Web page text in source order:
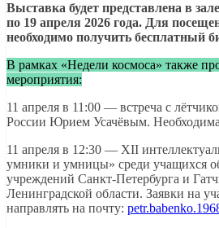
Выставка будет представлена в
по 19 апреля 2026 года. Для
необходимо получить бесплатный
В рамках «Недели космоса» также
мероприятия:
11 апреля в 11:00 — встреча с
России Юрием Усачёвым. Необходима
11 апреля в 12:30 — XII
умники и умницы» среди учащихся
учреждений Санкт-Петербурга и
Ленинградской области. Заявки на
направлять на почту: